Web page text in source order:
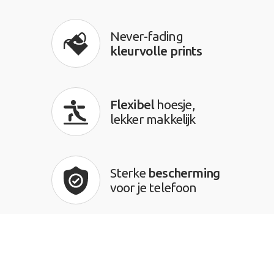
Never-fading
kleurvolle prints
Flexibelhoesje,
lekker makkelijk
Sterke bescherming
voor je telefoon